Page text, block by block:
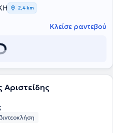
2,4 km
Κλείσε ραντεβού